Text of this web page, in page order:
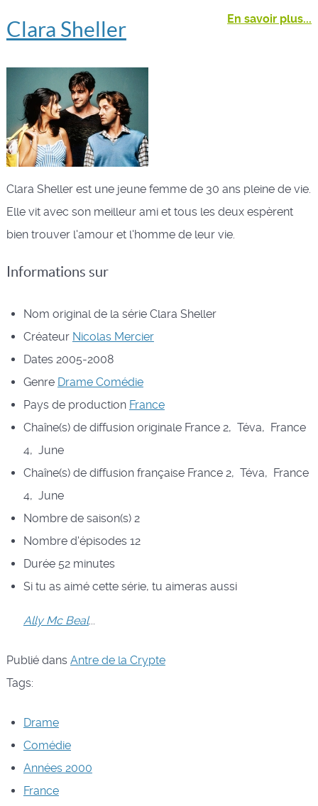
En savoir plus...
Clara Sheller
Clara Sheller est une jeune femme de 30 ans pleine de vie.
Elle vit avec son meilleur ami et tous les deux espèrent
bien trouver l'amour et l'homme de leur vie.
Informations sur
Nom original de la série Clara Sheller
Créateur Nicolas Mercier
Dates 2005-2008
Genre DrameComédie
Pays de production France
Chaîne(s) de diffusion originale France 2, Téva, France
4, June
Chaîne(s) de diffusion française France 2, Téva, France
4, June
Nombre de saison(s) 2
Nombre d'épisodes 12
Durée 52 minutes
Si tu as aimé cette série, tu aimeras aussi
Ally Mc Beal...
Publié dans Antre de la Crypte
Tags:
Drame
Comédie
Années 2000
France